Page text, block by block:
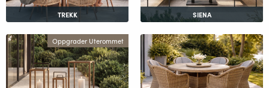
TREKK SIENA
Oppgrader Uterommet